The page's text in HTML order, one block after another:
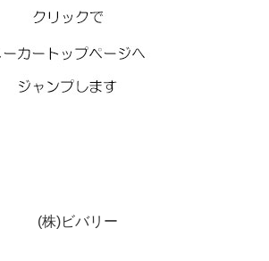
(株)ビバリー